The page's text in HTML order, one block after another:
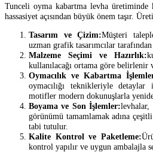
Tunceli oyma kabartma levha
hassasiyet açısından büyük önem taşır.
Tasarım ve Çizim:Müşteri
uzman grafik tasarımcılar tarafından
Malzeme Seçimi ve Hazırlık:
kullanılacağı ortama göre belirlenir
Oymacılık ve Kabartma
oymacılığı teknikleriyle detaylar
motifler modern dokunuşlarla
Boyama ve Son İşlemler:levhalar,
görünümü tamamlamak adına
tabi tutulur.
Kalite Kontrol ve Paketleme:
kontrol yapılır ve uygun ambalajla